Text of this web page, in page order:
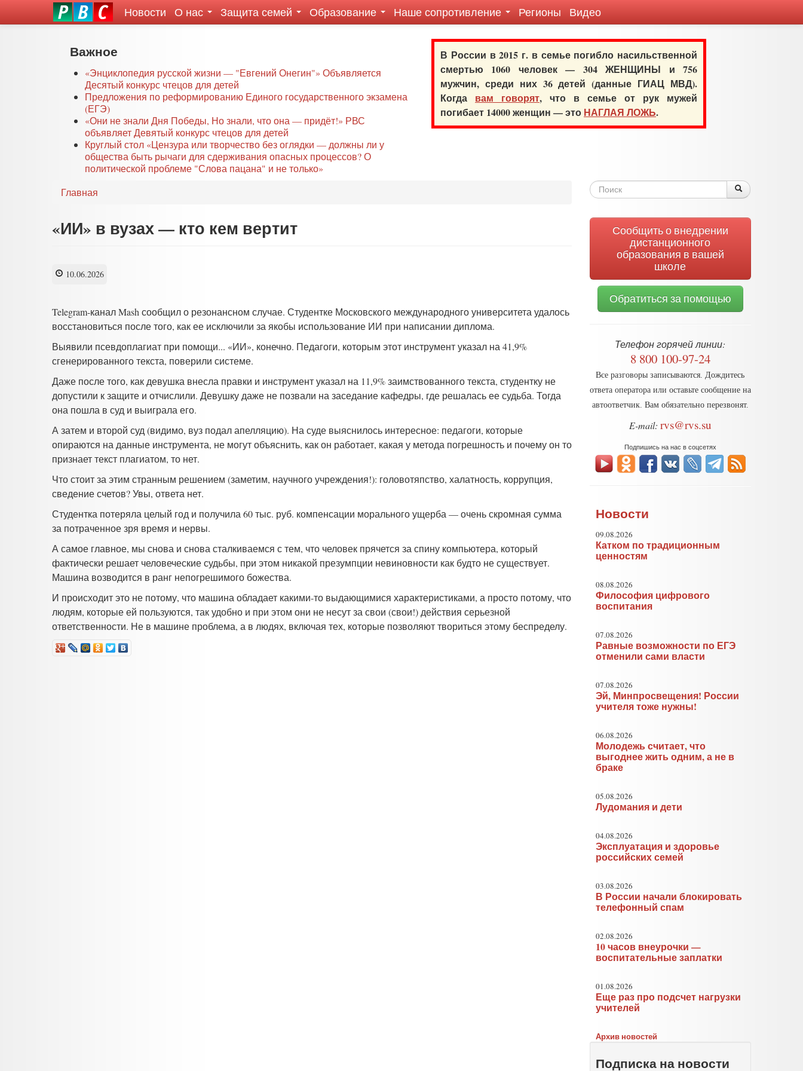
Новости О нас Защита семей Образование Наше сопротивление Регионы Видео
Важное
«Энциклопедия русской жизни — "Евгений Онегин"» Объявляется
Десятый конкурс чтецов для детей
Предложения по реформированию Единого государственного экзамена
(ЕГЭ)
«Они не знали Дня Победы, Но знали, что она — придёт!» РВС
объявляет Девятый конкурс чтецов для детей
Круглый стол «Цензура или творчество без оглядки — должны ли у
общества быть рычаги для сдерживания опасных процессов? О
политической проблеме "Слова пацана" и не только»
В России в 2015 г. в семье погибло насильственной
смертью 1060 человек — 304 ЖЕНЩИНЫ и 756
мужчин, среди них 36 детей (данные ГИАЦ МВД).
Когда вам говорят, что в семье от рук мужей
погибает 14000 женщин — это НАГЛАЯ ЛОЖЬ.
Главная
«ИИ» в вузах — кто кем вертит
10.06.2026
Telegram-канал Mash сообщил о резонансном случае. Студентке Московского международного университета удалось
восстановиться после того, как ее исключили за якобы использование ИИ при написании диплома.
Выявили псевдоплагиат при помощи... «ИИ», конечно. Педагоги, которым этот инструмент указал на 41,9%
сгенерированного текста, поверили системе.
Даже после того, как девушка внесла правки и инструмент указал на 11,9% заимствованного текста, студентку не
допустили к защите и отчислили. Девушку даже не позвали на заседание кафедры, где решалась ее судьба. Тогда
она пошла в суд и выиграла его.
А затем и второй суд (видимо, вуз подал апелляцию). На суде выяснилось интересное: педагоги, которые
опираются на данные инструмента, не могут объяснить, как он работает, какая у метода погрешность и почему он то
признает текст плагиатом, то нет.
Что стоит за этим странным решением (заметим, научного учреждения!): головотяпство, халатность, коррупция,
сведение счетов? Увы, ответа нет.
Студентка потеряла целый год и получила 60 тыс. руб. компенсации морального ущерба — очень скромная сумма
за потраченное зря время и нервы.
А самое главное, мы снова и снова сталкиваемся с тем, что человек прячется за спину компьютера, который
фактически решает человеческие судьбы, при этом никакой презумпции невиновности как будто не существует.
Машина возводится в ранг непогрешимого божества.
И происходит это не потому, что машина обладает какими-то выдающимися характеристиками, а просто потому, что
людям, которые ей пользуются, так удобно и при этом они не несут за свои (свои!) действия серьезной
ответственности. Не в машине проблема, а в людях, включая тех, которые позволяют твориться этому беспределу.
Форма
Поиск
Сообщить о внедрении
дистанционного
образования в вашей
школе
Обратиться за помощью
Телефон горячей линии:
8 800 100-97-24
Все разговоры записываются. Дождитесь
ответа оператора или оставьте сообщение на
автоответчик. Вам обязательно перезвонят.
E-mail: rvs@rvs.su
Подпишись на нас в соцсетях
Новости
09.08.2026
Катком по традиционным
ценностям
08.08.2026
Философия цифрового
воспитания
07.08.2026
Равные возможности по ЕГЭ
отменили сами власти
07.08.2026
Эй, Минпросвещения! России
учителя тоже нужны!
06.08.2026
Молодежь считает, что
выгоднее жить одним, а не в
браке
05.08.2026
Лудомания и дети
04.08.2026
Эксплуатация и здоровье
российских семей
03.08.2026
В России начали блокировать
телефонный спам
02.08.2026
10 часов внеурочки —
воспитательные заплатки
01.08.2026
Еще раз про подсчет нагрузки
учителей
Архив новостей
Подписка на новости